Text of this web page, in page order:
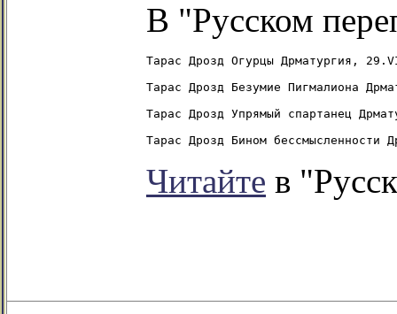
В "Русском
Тарас Дрозд Огурцы Дрматургия,
Тарас Дрозд Безумие Пигмалиона
Тарас Дрозд Упрямый спартанец
Тарас Дрозд Бином
Читайте в